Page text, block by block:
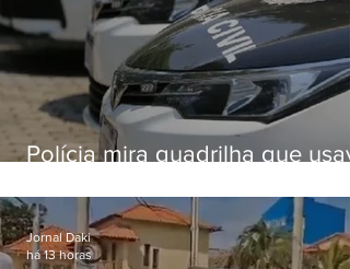
Polícia mira quadrilha que
o Comando Vermelho
Jornal Daki
há 13 horas